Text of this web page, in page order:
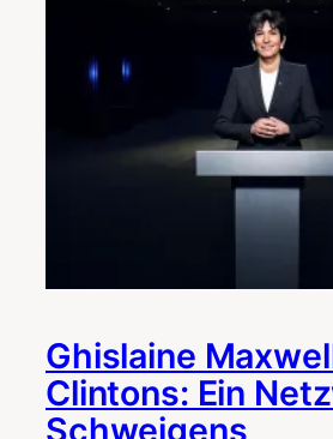
Ghislaine
Clintons: Ein
Schweigens